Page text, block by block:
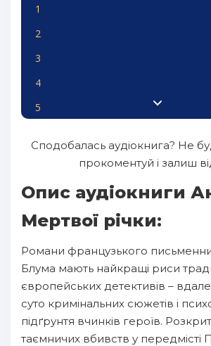
1
2
3
4
5
10
11
13
14
Сподобалась аудіокнига? Не
прокоментуй і залиш
Опис аудіокниги
Мертвої річки:
Романи французького
Блума мають найкращі риси
європейських детективів –
суто кримінальних сюжетів і
підґрунтя вчинків героїв.
таємничих вбивств у передмісті